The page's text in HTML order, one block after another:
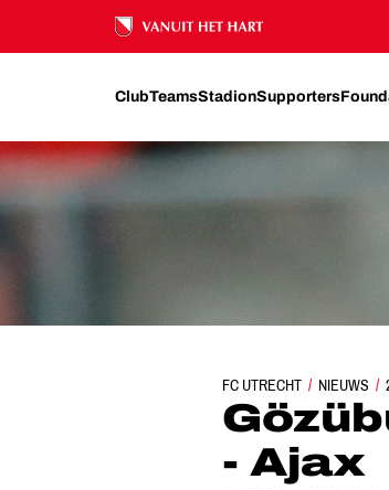
Ons nalatenschap
ClubTeamsStadionSupporters
FC UTRECHT NIEUWS
- Ajax